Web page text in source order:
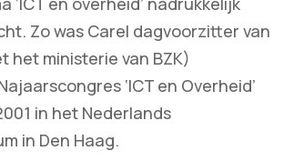
Zo was Carel dagvoorzitter van
het ministerie van BZK)
‘ICT en Overheid’
in het Nederlands
in Den Haag.